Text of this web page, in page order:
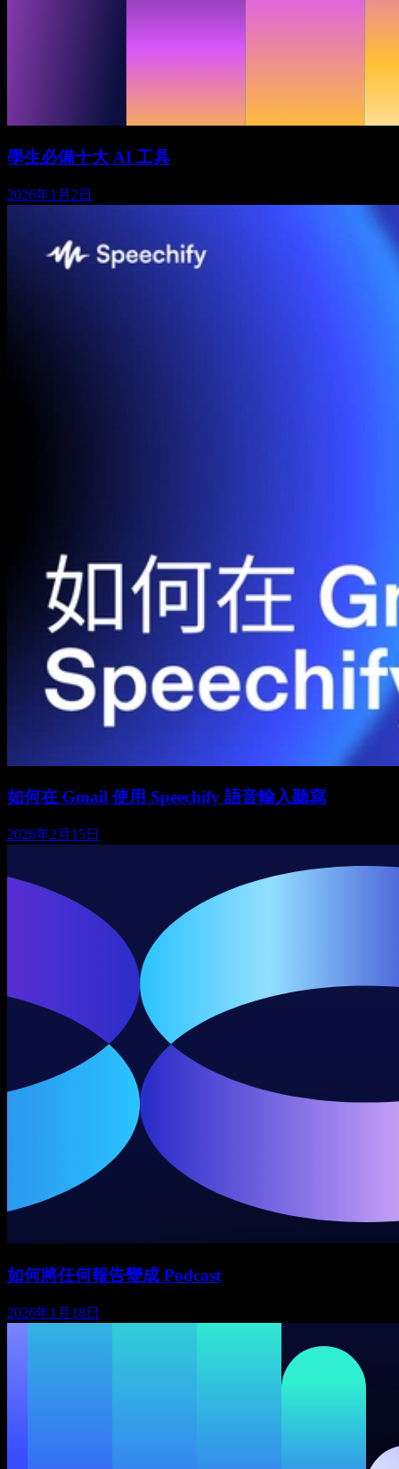
學生必備十大 AI 工具
2026年1月2日
如何在 Gmail 使用 Speechify 語音輸入聽寫
2026年2月15日
如何將任何報告變成 Podcast
2026年1月18日